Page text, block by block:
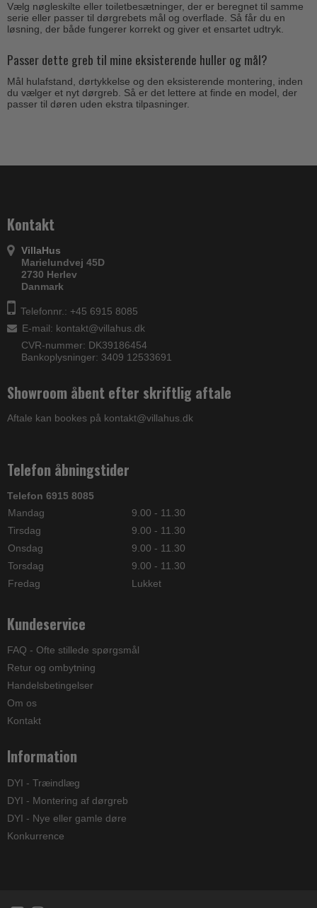
Vælg nøgleskilte eller toiletbesætninger, der er beregnet til samme
serie eller passer til dørgrebets mål og overflade. Så får du en
løsning, der både fungerer korrekt og giver et ensartet udtryk.
Passer dette greb til mine eksisterende huller og mål?
Mål hulafstand, dørtykkelse og den eksisterende montering, inden
du vælger et nyt dørgreb. Så er det lettere at finde en model, der
passer til døren uden ekstra tilpasninger.
Kontakt
VillaHus
Marielundvej 45D
2730 Herlev
Danmark
Telefonnr.: +45 6915 8085
E-mail: kontakt@villahus.dk
CVR-nummer: DK39186454
Bankoplysninger: 3409 12533691
Showroom åbent efter skriftlig aftale
Aftale kan bookes på kontakt@villahus.dk
Telefon åbningstider
Telefon 6915 8085
Mandag
9.00 - 11.30
Tirsdag
9.00 - 11.30
Onsdag
9.00 - 11.30
Torsdag
9.00 - 11.30
Fredag
Lukket
Kundeservice
FAQ - Ofte stillede spørgsmål
Retur og ombytning
Handelsbetingelser
Om os
Kontakt
Information
DYI - Træindlæg
DYI - Montering af dørgreb
DYI - Nye eller gamle døre
Konkurrence